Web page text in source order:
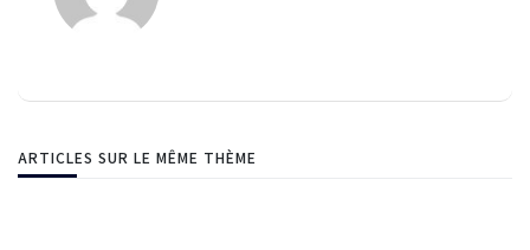
ARTICLES SUR LE MÊME THÈME